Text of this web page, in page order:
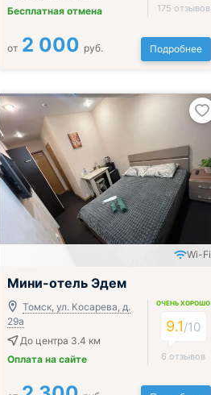
Бесплатная отмена
175 отзывов
от 2 000 руб. Подробнее
Включён завтрак и ужин или обед
Wi-Fi
Мини-отель Эдем
Томск, ул. Косарева, д.
29а
До центра 3.4 км
Оплата на сайте
ОЧЕНЬ ХОРОШО
9.1/10
6 отзывов